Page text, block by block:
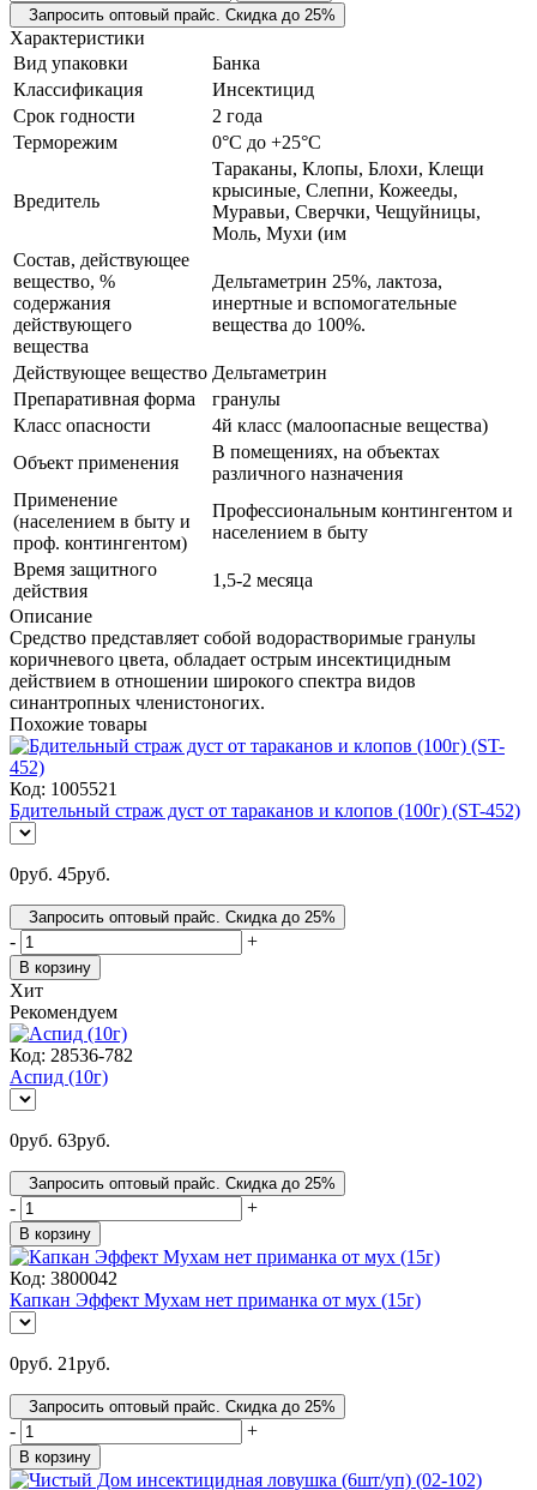
Запросить оптовый прайс. Скидка до 25%
Характеристики
Вид упаковки
Банка
Классификация
Инсектицид
Срок годности
2 года
Терморежим
0°C до +25°C
Вредитель
Тараканы, Клопы, Блохи, Клещи
крысиные, Слепни, Кожееды,
Муравьи, Сверчки, Чещуйницы,
Моль, Мухи (им
Состав, действующее
вещество, %
содержания
действующего
вещества
Дельтаметрин 25%, лактоза,
инертные и вспомогательные
вещества до 100%.
Действующее вещество Дельтаметрин
Препаративная форма
гранулы
Класс опасности
4й класс (малоопасные вещества)
Объект применения
В помещениях, на объектах
различного назначения
Применение
(населением в быту и
проф. контингентом)
Профессиональным контингентом и
населением в быту
Время защитного
действия
1,5-2 месяца
Описание
Средство представляет собой водорастворимые гранулы
коричневого цвета, обладает острым инсектицидным
действием в отношении широкого спектра видов
синантропных членистоногих.
Похожие товары
Код: 1005521
Бдительный страж дуст от тараканов и клопов (100г) (ST-452)
0руб. 45руб.
Запросить оптовый прайс. Скидка до 25%
- +
В корзину
Хит
Рекомендуем
Код: 28536-782
Аспид (10г)
0руб. 63руб.
Запросить оптовый прайс. Скидка до 25%
- +
В корзину
Код: 3800042
Капкан Эффект Мухам нет приманка от мух (15г)
0руб. 21руб.
Запросить оптовый прайс. Скидка до 25%
- +
В корзину